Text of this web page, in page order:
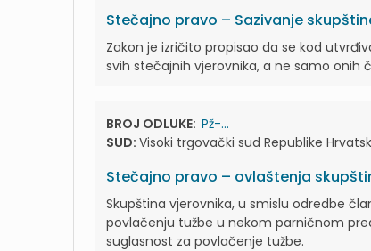
Stečajno pravo – Sazivanje
Zakon je izričito propisao da se kod
svih stečajnih vjerovnika, a ne samo onih
BROJ ODLUKE: Pž-...
SUD: Visoki trgovački sud Republike
Stečajno pravo – ovlaštenja
Skupština vjerovnika, u smislu odredbe
povlačenju tužbe u nekom parničnom
suglasnost za povlačenje tužbe.